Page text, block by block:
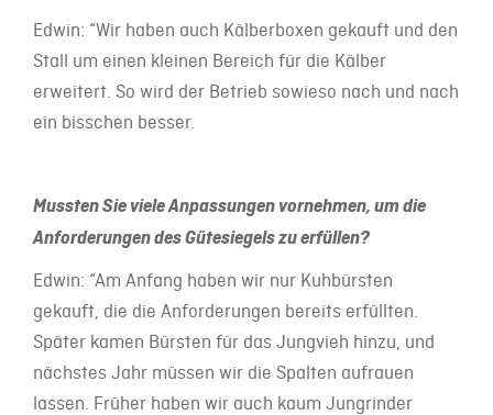
Edwin: “Wir haben auch Kälberboxen gekauft und den
Stall um einen kleinen Bereich für die Kälber
erweitert. So wird der Betrieb sowieso nach und nach
ein bisschen besser.
Mussten Sie viele Anpassungen vornehmen, um die
Anforderungen des Gütesiegels zu erfüllen?
Edwin: “Am Anfang haben wir nur Kuhbürsten
gekauft, die die Anforderungen bereits erfüllten.
Später kamen Bürsten für das Jungvieh hinzu, und
nächstes Jahr müssen wir die Spalten aufrauen
lassen. Früher haben wir auch kaum Jungrinder